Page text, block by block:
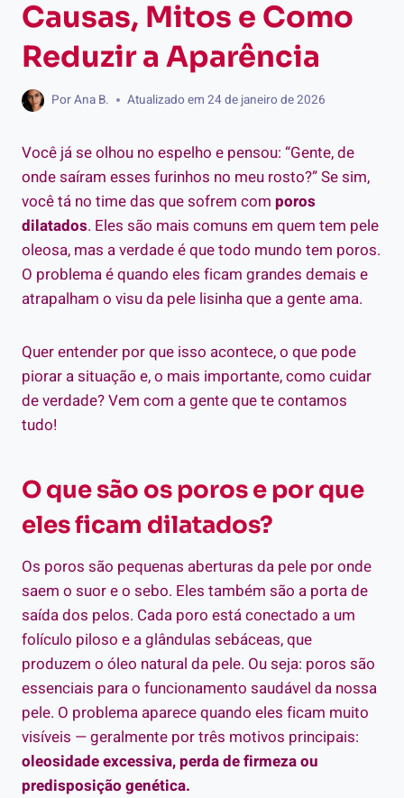
Causas, Mitos e Como
Reduzir a Aparência
PorAna B. Atualizado em 24 de janeiro de 2026
Você já se olhou no espelho e pensou: “Gente, de
onde saíram esses furinhos no meu rosto?” Se sim,
você tá no time das que sofrem com poros
dilatados. Eles são mais comuns em quem tem pele
oleosa, mas a verdade é que todo mundo tem poros.
O problema é quando eles ficam grandes demais e
atrapalham o visu da pele lisinha que a gente ama.
Quer entender por que isso acontece, o que pode
piorar a situação e, o mais importante, como cuidar
de verdade? Vem com a gente que te contamos
tudo!
O que são os poros e por que
eles ficam dilatados?
Os poros são pequenas aberturas da pele por onde
saem o suor e o sebo. Eles também são a porta de
saída dos pelos. Cada poro está conectado a um
folículo piloso e a glândulas sebáceas, que
produzem o óleo natural da pele. Ou seja: poros são
essenciais para o funcionamento saudável da nossa
pele. O problema aparece quando eles ficam muito
visíveis — geralmente por três motivos principais:
oleosidade excessiva, perda de firmeza ou
predisposição genética.